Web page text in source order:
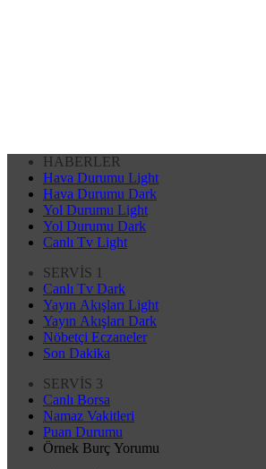
HABERLER
Hava Durumu Light
Hava Durumu Dark
Yol Durumu Light
Yol Durumu Dark
Canlı Tv Light
SERVİS 1
Canlı Tv Dark
Yayın Akışları Light
Yayın Akışları Dark
Nöbetçi Eczaneler
Son Dakika
SERVİS 3
Canlı Borsa
Namaz Vakitleri
Puan Durumu
Örnek Burç Yorumu